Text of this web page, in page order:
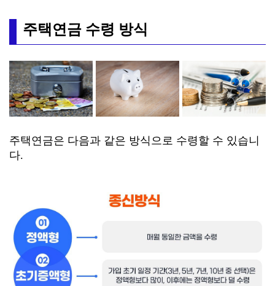
주택연금 수령 방식
주택연금은 다음과 같은 방식으로 수령할 수 있습니
다.